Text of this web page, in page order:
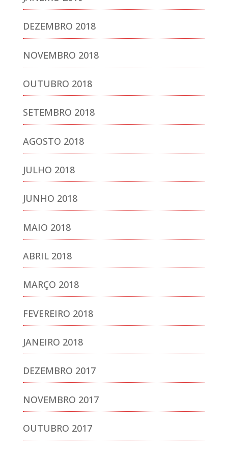
DEZEMBRO 2018
NOVEMBRO 2018
OUTUBRO 2018
SETEMBRO 2018
AGOSTO 2018
JULHO 2018
JUNHO 2018
MAIO 2018
ABRIL 2018
MARÇO 2018
FEVEREIRO 2018
JANEIRO 2018
DEZEMBRO 2017
NOVEMBRO 2017
OUTUBRO 2017